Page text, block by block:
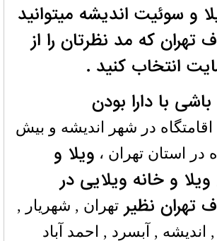
و سوئیت اندیشه میتوانید
تهران که مد نظرتان را از
انتخاب کنید .
با دارا بودن
تعداد 6 اقامتگاه در شهر اندیشه و بیش
ویلا و
و خانه ویلایی در
تهران نظیر تهران , شهریار ,
, آبسرد , احمد آباد